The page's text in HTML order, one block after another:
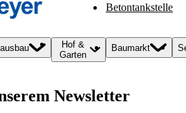
Betontankstelle
Hof &
Garten
Baumarkt
Newsletter